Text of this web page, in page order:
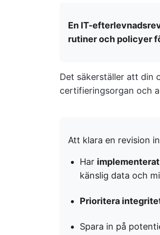
En IT-
rutiner och policyer
Det säkerställer att din
certifieringsorgan och
Att klara en revision
Har
känslig data och
Prioritera
Spara in på